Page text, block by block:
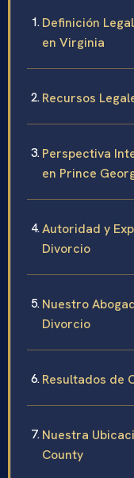
Definición
en Virginia
Recursos
Perspectiva
en Prince
Autoridad y
Divorcio
Nuestro
Divorcio
Resultados de
Nuestra
County